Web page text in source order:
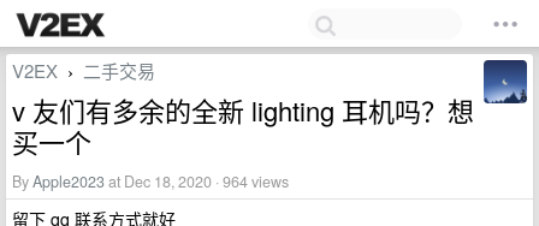
V2EX › 二手交易
v 友们有多余的全新 lighting 耳机吗？想
买一个
ByApple2023at Dec 18, 2020 · 964 views
留下 qq 联系方式就好